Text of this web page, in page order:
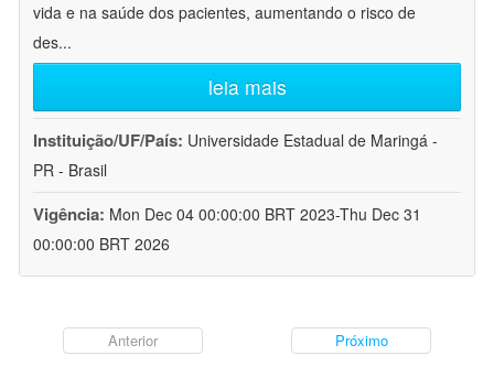
vida e na saúde dos pacientes, aumentando o risco de
des...
leia mais
Instituição/UF/País: Universidade Estadual de Maringá -
PR - Brasil
Vigência: Mon Dec 04 00:00:00 BRT 2023-Thu Dec 31
00:00:00 BRT 2026
Anterior Próximo